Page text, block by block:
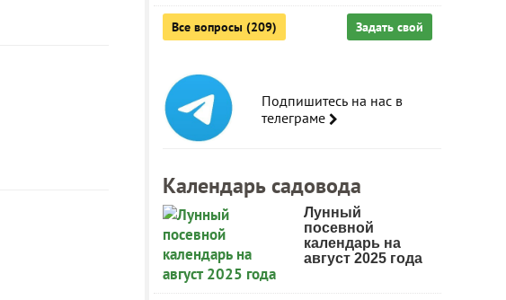
Все вопросы (209) Задать свой
Подпишитесь на нас в
телеграме
Календарь садовода
Лунный
посевной
календарь на
август 2025 года